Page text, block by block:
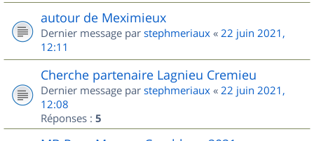
autour de Meximieux
Dernier message par stephmeriaux « 22 juin 2021,
12:11
Cherche partenaire Lagnieu Cremieu
Dernier message par stephmeriaux « 22 juin 2021,
12:08
Réponses : 5